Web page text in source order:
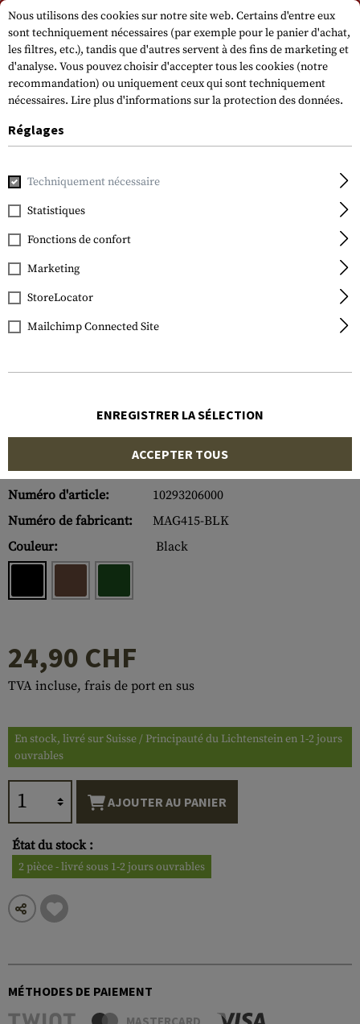
Veuillez noter que les délais de livraison peuvent varier en raison d'un jour
férié sur 15.08.2026.
Accueil Accessoires pour armes à feu
Magpul
MOE Grip
Numéro d'article:
10293206000
Numéro de fabricant:
MAG415-BLK
Couleur:
Black
24,90 CHF
TVA incluse, frais de port en sus
En stock, livré sur Suisse / Principauté du Lichtenstein en 1-2 jours
ouvrables
AJOUTER AU PANIER
État du stock :
2 pièce - livré sous 1-2 jours ouvrables
MÉTHODES DE PAIEMENT
MASTERCARD
Nous utilisons des cookies sur notre site web. Certains d'entre eux
sont techniquement nécessaires (par exemple pour le panier d'achat,
les filtres, etc.), tandis que d'autres servent à des fins de marketing et
d'analyse. Vous pouvez choisir d'accepter tous les cookies (notre
recommandation) ou uniquement ceux qui sont techniquement
nécessaires. Lire plus d'informations sur la protection des données.
Réglages
Techniquement nécessaire
Statistiques
Fonctions de confort
Marketing
StoreLocator
Mailchimp Connected Site
ENREGISTRER LA SÉLECTION
ACCEPTER TOUS